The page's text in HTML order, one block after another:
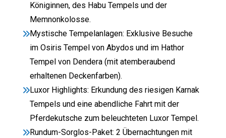
Königinnen, des Habu Tempels und der
Memnonkolosse.
Mystische Tempelanlagen: Exklusive Besuche
im Osiris Tempel von Abydos und im Hathor
Tempel von Dendera (mit atemberaubend
erhaltenen Deckenfarben).
Luxor Highlights: Erkundung des riesigen Karnak
Tempels und eine abendliche Fahrt mit der
Pferdekutsche zum beleuchteten Luxor Tempel.
Rundum-Sorglos-Paket: 2 Übernachtungen mit